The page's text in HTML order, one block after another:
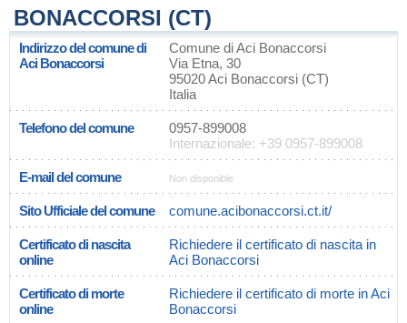
BONACCORSI (CT)
Indirizzo del comune di
Aci Bonaccorsi
Comune di Aci Bonaccorsi
Via Etna, 30
95020 Aci Bonaccorsi (CT)
Italia
Telefono del comune
0957-899008
Internazionale: +39 0957-899008
E-mail del comune Non disponible
Sito Ufficiale del comune comune.acibonaccorsi.ct.it/
Certificato di nascita
online
Richiedere il certificato di nascita in
Aci Bonaccorsi
Certificato di morte
online
Richiedere il certificato di morte in Aci
Bonaccorsi